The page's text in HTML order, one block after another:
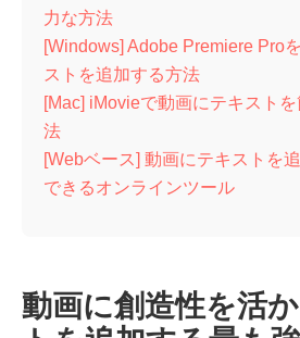
力な方法
[Windows] Adobe Premiere Pro
ストを追加する方法
[Mac] iMovieで動画にテキスト
法
[Webベース] 動画にテキストを
できるオンラインツール
動画に創造性を活